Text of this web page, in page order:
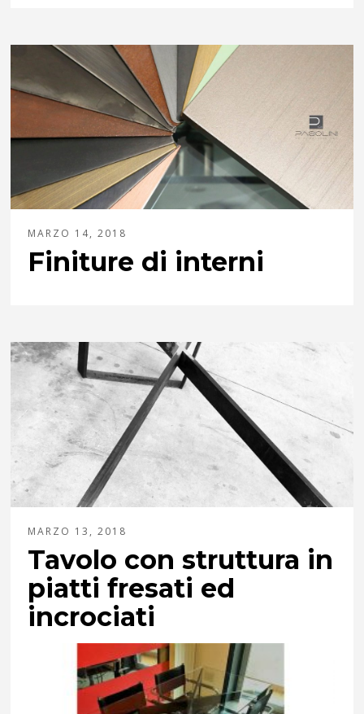
MARZO 14, 2018
Finiture di interni
MARZO 13, 2018
Tavolo con struttura in
piatti fresati ed
incrociati